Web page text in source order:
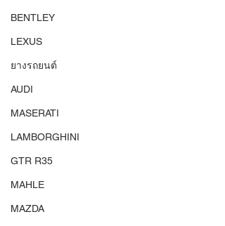
BENTLEY
LEXUS
ยางรถยนต์
AUDI
MASERATI
LAMBORGHINI
GTR R35
MAHLE
MAZDA